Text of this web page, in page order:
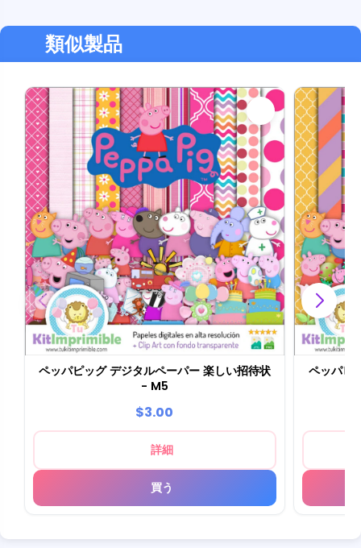
る支払い方法に対応しています。
類似製品
ペッパピッグ デジタルペーパー 楽しい招待状
- M5
$3.00
詳細
買う
ペッパピ